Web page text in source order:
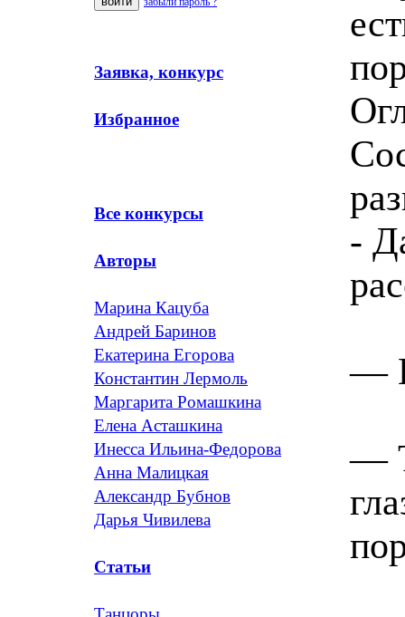
Заявка, конкурс
Избранное
Все конкурсы
Авторы
Марина Кацуба
Андрей Баринов
Екатерина Егорова
Константин Лермоль
Маргарита Ромашкина
Елена Асташкина
Инесса Ильина-Федорова
Анна Малицкая
Александр Бубнов
Дарья Чивилева
Статьи
-
—
—